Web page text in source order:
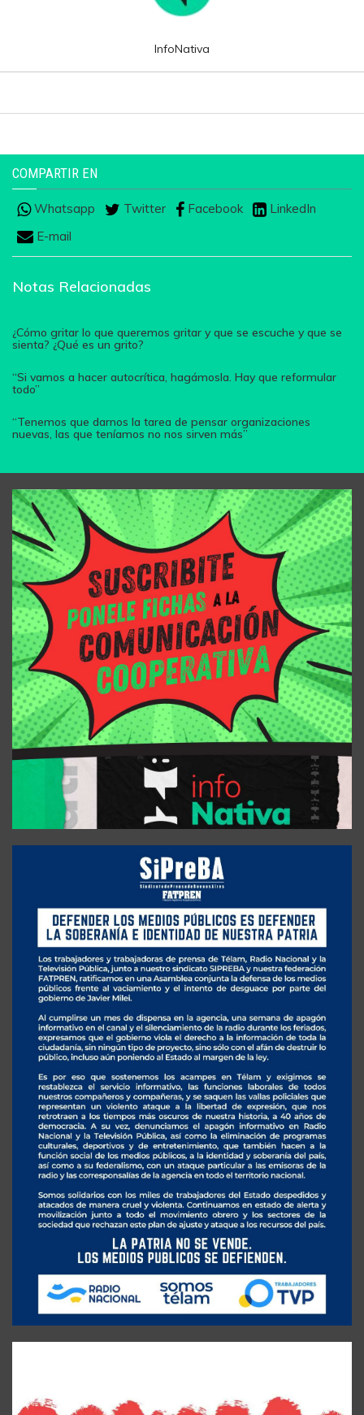
InfoNativa
COMPARTIR EN
Whatsapp Twitter Facebook
LinkedIn
E-mail
Notas Relacionadas
¿Cómo gritar lo que queremos gritar y que se escuche y que se
sienta? ¿Qué es un grito?
“Si vamos a hacer autocrítica, hagámosla. Hay que reformular
todo”
“Tenemos que darnos la tarea de pensar organizaciones
nuevas, las que teníamos no nos sirven más”